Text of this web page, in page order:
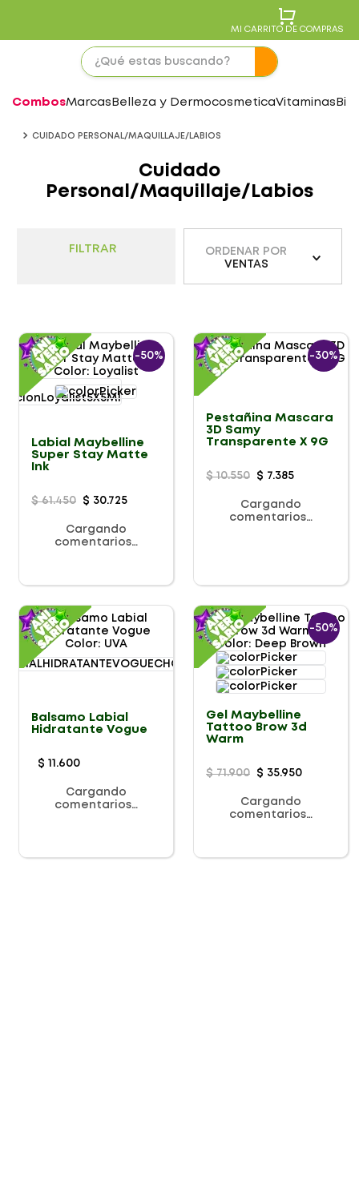
MI CARRITO DE COMPRAS
CombosMarcas Belleza y DermocosmeticaVitaminas
CUIDADO PERSONAL/MAQUILLAJE/LABIOS
Cuidado
Personal/Maquillaje/Labios
FILTRAR
ORDENAR POR
VENTAS
-50%
Color: Loyalist
Labial Maybelline
Super Stay Matte
Ink
$ 61.450 $ 30.725
Cargando
comentarios…
-30%
Pestañina Mascara
3D Samy
Transparente X 9G
$ 10.550 $ 7.385
Cargando
comentarios…
Color: UVA
Balsamo Labial
Hidratante Vogue
$ 11 .600
Cargando
comentarios…
-50%
Color: Deep Brown
Gel Maybelline
Tattoo Brow 3d
Warm
$ 71.900 $ 35.950
Cargando
comentarios…